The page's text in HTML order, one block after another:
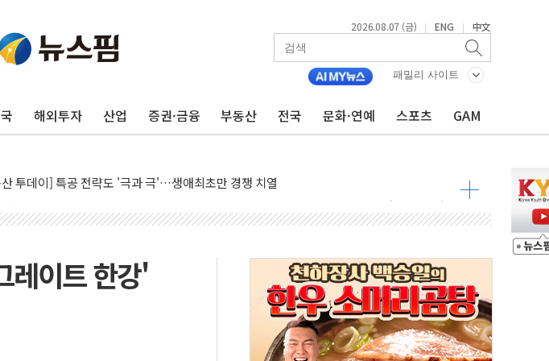
2026.08.07 (금) | ENG | 中文
패밀리 사이트
해외투자 산업 증권·금융 부동산 전국 문화·연예 스포츠 GAM
축도 3.3㎡당 7250만원…써밋 클라비온 59㎡ 18억원대
·그린벨트로 또 충돌…반복되는 국토부-서울시 '정책 엇박자'
] 비트코인 6만4000달러대 횡보…고래·ETF 매수에도 고유가·금리·입법 지연 '삼중 부담'
시] 유동성 부진 지속, 강보합 마감...석유·가스주 올랐지만 빈그룹이 상쇄
, 예멘 정부군과 사우디 동시 공격… 위기 고조되는 또 다른 중동 화약고
대급 폭염…동물들도 특별식으로 여름나기 [뉴스핌 줌인]
레이트 한강'